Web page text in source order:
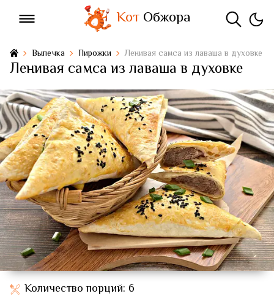
КотОбжора
Выпечка Пирожки Ленивая самса из лаваша в духовке
Ленивая самса из лаваша в духовке
Количество порций: 6